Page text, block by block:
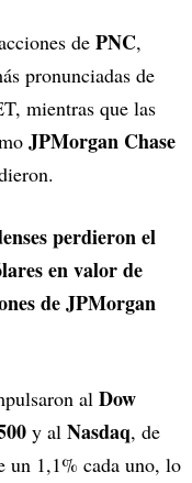
de PNC,
pronunciadas de
mientras que las
JPMorgan Chase
perdieron el
en valor de
de JPMorgan
al Dow
y al Nasdaq, de
un 1,1% cada uno, lo